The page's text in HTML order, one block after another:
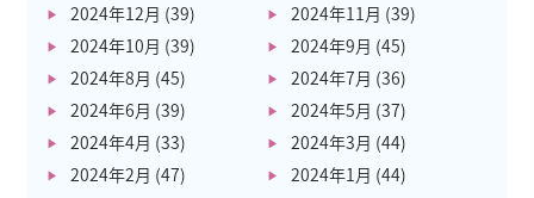
2024年12月 (39) 2024年11月 (39)
2024年10月 (39) 2024年9月 (45)
2024年8月 (45) 2024年7月 (36)
2024年6月 (39) 2024年5月 (37)
2024年4月 (33) 2024年3月 (44)
2024年2月 (47) 2024年1月 (44)